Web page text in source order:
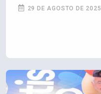
29 DE AGOSTO DE 2025